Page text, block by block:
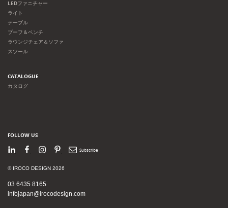
LEDファニチャー
ライト
テーブル
プーフ＆ベンチ
ラウンジチェア＆ソファ
スツール
CATALOGUE
カタログ
FOLLOW US
LinkedInFacebook
Instagram
PinterestNewsletter
© IROCO DESIGN 2026
03 6435 8165
infojapan@irocodesign.com